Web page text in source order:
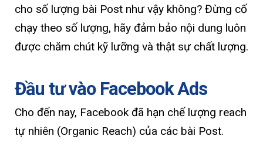
cho số lượng bài Post như vậy không? Đừng cố
chạy theo số lượng, hãy đảm bảo nội dung luôn
được chăm chút kỹ lưỡng và thật sự chất lượng.
Đầu tư vào Facebook Ads
Cho đến nay, Facebook đã hạn chế lượng reach
tự nhiên (Organic Reach) của các bài Post.